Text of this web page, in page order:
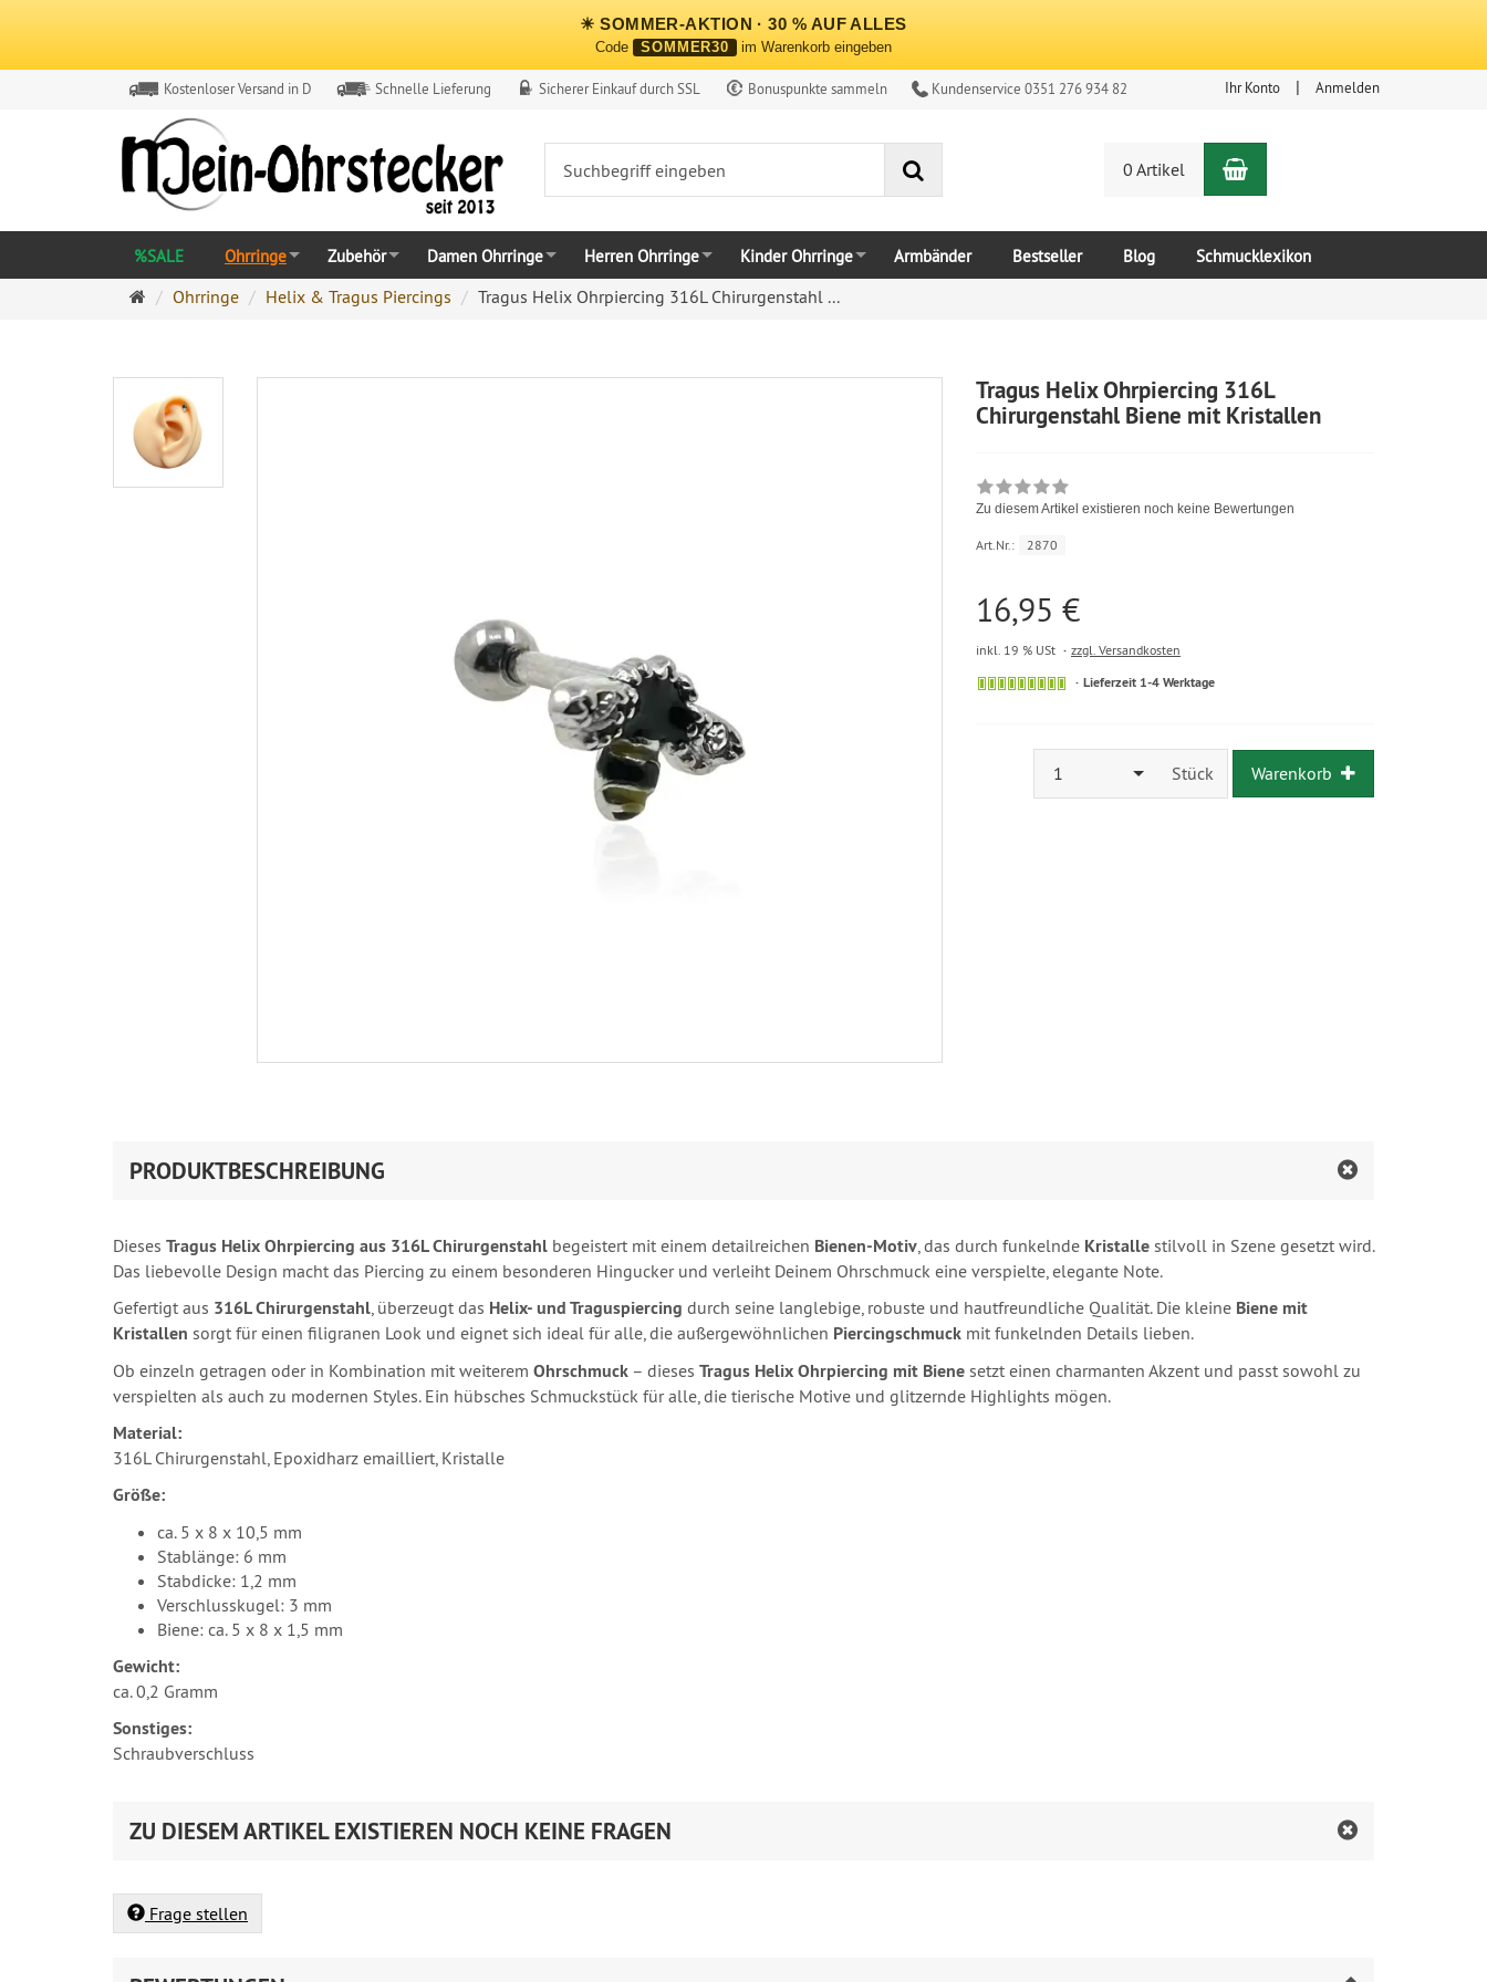
☀ SOMMER-AKTION · 30 % AUF ALLES
Code SOMMER30 im Warenkorb eingeben
Kostenloser Versand in D Schnelle Lieferung Sicherer Einkauf durch SSL Bonuspunkte sammeln Kundenservice 0351 276 934 82 Ihr Konto Anmelden
0 Artikel Warenkorb
%SALE Ohrringe Zubehör Damen Ohrringe Herren Ohrringe Kinder Ohrringe Armbänder Bestseller Blog Schmucklexikon
Ohrringe
Ohrringe Helix & Tragus Piercings Tragus Helix Ohrpiercing 316L Chirurgenstahl ...
Tragus Helix Ohrpiercing 316L
Chirurgenstahl Biene mit Kristallen
Zu diesem Artikel existieren noch keine Bewertungen
Art.Nr.: 2870
16,95 €
inkl. 19 % USt zzgl. Versandkosten
Lieferzeit 1-4 Werktage
1 Stück Warenkorb
PRODUKTBESCHREIBUNG
Dieses Tragus Helix Ohrpiercing aus 316L Chirurgenstahl begeistert mit einem detailreichen Bienen-Motiv, das durch funkelnde Kristalle stilvoll in Szene gesetzt wird.
Das liebevolle Design macht das Piercing zu einem besonderen Hingucker und verleiht Deinem Ohrschmuck eine verspielte, elegante Note.
Gefertigt aus 316L Chirurgenstahl, überzeugt das Helix- und Traguspiercing durch seine langlebige, robuste und hautfreundliche Qualität. Die kleine Biene mit
Kristallen sorgt für einen filigranen Look und eignet sich ideal für alle, die außergewöhnlichen Piercingschmuck mit funkelnden Details lieben.
Ob einzeln getragen oder in Kombination mit weiterem Ohrschmuck – dieses Tragus Helix Ohrpiercing mit Biene setzt einen charmanten Akzent und passt sowohl zu
verspielten als auch zu modernen Styles. Ein hübsches Schmuckstück für alle, die tierische Motive und glitzernde Highlights mögen.
Material:
316L Chirurgenstahl, Epoxidharz emailliert, Kristalle
Größe:
ca. 5 x 8 x 10,5 mm
Stablänge: 6 mm
Stabdicke: 1,2 mm
Verschlusskugel: 3 mm
Biene: ca. 5 x 8 x 1,5 mm
Gewicht:
ca. 0,2 Gramm
Sonstiges:
Schraubverschluss
ZU DIESEM ARTIKEL EXISTIEREN NOCH KEINE FRAGEN
Frage stellen